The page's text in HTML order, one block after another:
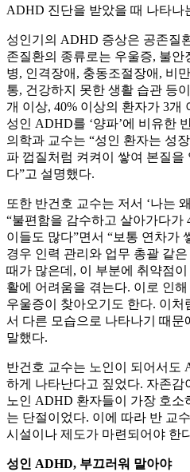
ADHD 진단을 받았을 때 나타나
성인기의 ADHD 증상은 공존질
존질환의 종류로는 우울증, 불안
병, 인격장애, 충동조절장애, 비
통, 건강하지 못한 생활 습관 등
개 이상, 40% 이상의 환자가 3개
성인 ADHD를 ‘양파’에 비유한
의학과 교수는 “성인 환자는 성
파 껍질처럼 켜켜이 쌓여 본질을
다”고 설명했다.
또한 반건호 교수는 저서 ‘나는
“불편함을 감수하고 살아가다가
이들도 많다”면서 “보통 연차가
경우 인력 관리와 업무 총괄 같
때가 많은데, 이 부분에 취약점
활에 어려움을 겪는다. 이로 인
우울증이 찾아오기도 한다. 이
서 다른 모습으로 나타나기 때문
말했다.
반건호 교수는 노인이 되어서도
하게 나타난다고 짚었다. 자존
노인 ADHD 환자들이 가장 호소
는 단절이었다. 이에 따라 반 교
시설이나 제도가 마련되어야 한
성인 ADHD, 부끄러워 말아야